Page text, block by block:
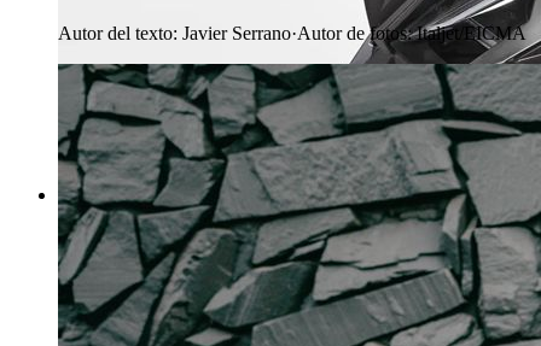
Autor del texto: Javier Serrano·Autor de fotos: Italjet/EICMA